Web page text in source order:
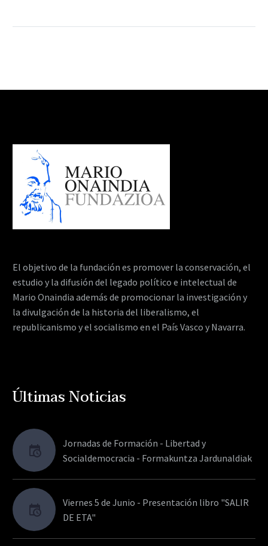
El objetivo de la fundación es promover la conservación, el
estudio y la difusión del legado político e intelectual de
Mario Onaindia además de promocionar la investigación y
la divulgación de la historia del liberalismo, el
republicanismo y el socialismo en el País Vasco y Navarra.
Últimas Noticias
Jornadas de Formación - Libertad y
Socialdemocracia - Formakuntza Jardunaldiak
Viernes 5 de Junio - Presentación libro "SALIR
DE ETA"